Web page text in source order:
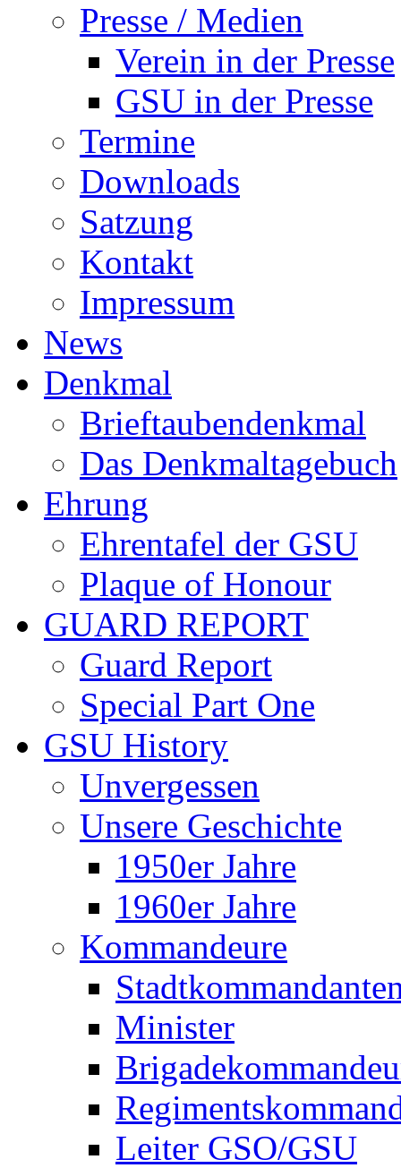
Presse / Medien
Verein in der Presse
GSU in der Presse
Termine
Downloads
Satzung
Kontakt
Impressum
News
Denkmal
Brieftaubendenkmal
Das Denkmaltagebuch
Ehrung
Ehrentafel der GSU
Plaque of Honour
GUARD REPORT
Guard Report
Special Part One
GSU History
Unvergessen
Unsere Geschichte
1950er Jahre
1960er Jahre
Kommandeure
Minister
Leiter GSO/GSU